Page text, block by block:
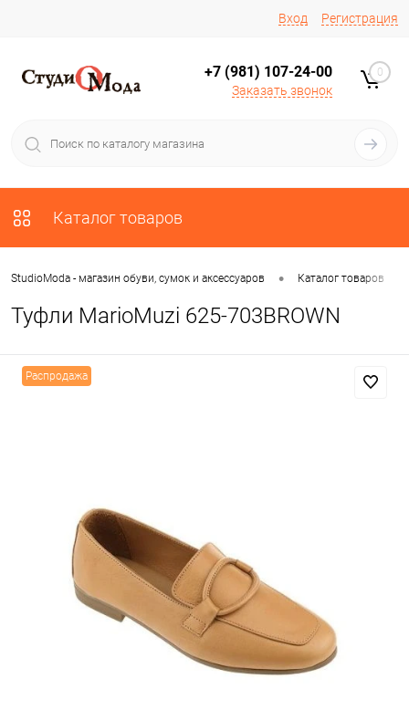
Вход Регистрация
+7 (981) 107-24-00
Заказать звонок
0
Каталог товаров
StudioModa - магазин обуви, сумок и аксессуаров • Каталог товаров
Туфли MarioMuzi 625-703BROWN
Распродажа